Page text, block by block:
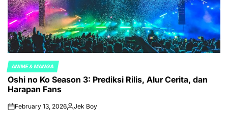
POSTED
IN
ANIME & MANGA
Oshi no Ko Season 3: Prediksi Rilis, Alur Cerita, dan
Harapan Fans
onFebruary 13, 2026Posted
Jek Boy